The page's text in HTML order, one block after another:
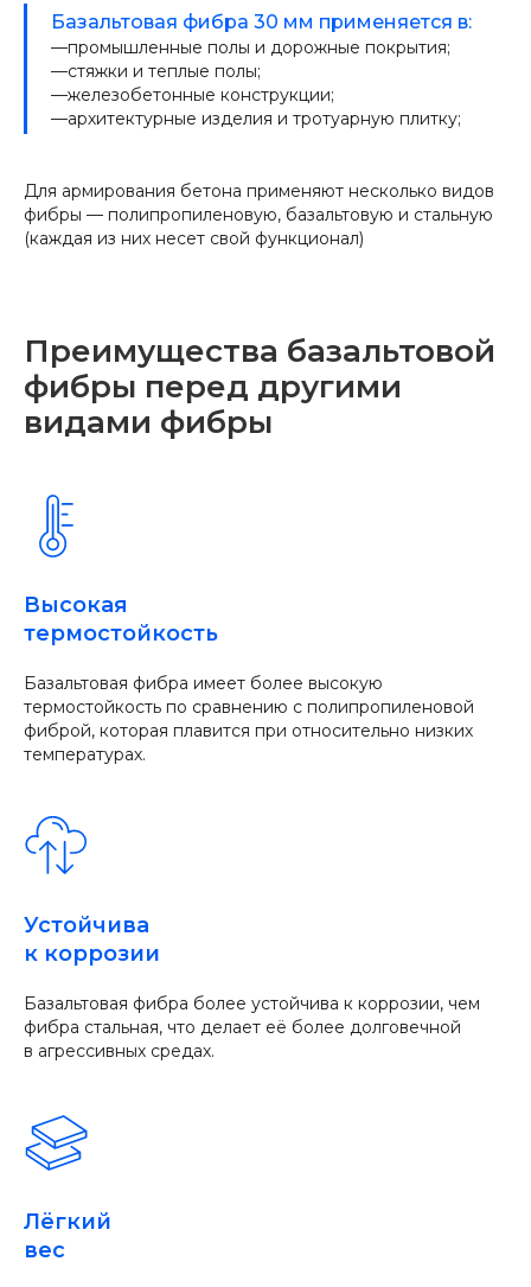
Базальтовая фибра 30 мм применяется в:
—промышленные полы и дорожные покрытия;
—стяжки и теплые полы;
—железобетонные конструкции;
—архитектурные изделия и тротуарную плитку;
Для армирования бетона применяют несколько видов
фибры — полипропиленовую, базальтовую и стальную
(каждая из них несет свой функционал)
Преимущества базальтовой
фибры перед другими
видами фибры
Высокая
термостойкость
Базальтовая фибра имеет более высокую
термостойкость по сравнению с полипропиленовой
фиброй, которая плавится при относительно низких
температурах.
Устойчива
к коррозии
Базальтовая фибра более устойчива к коррозии, чем
фибра стальная, что делает её более долговечной
в агрессивных средах.
Лёгкий
вес